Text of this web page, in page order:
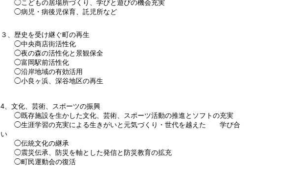
◯こどもの居場所づくり、学びと遊びの機会充実
◯病児・病後児保育、託児所など
３、歴史を受け継ぐ町の再生
◯中央商店街活性化
◯夜の森の活性化と景観保全
◯富岡駅前活性化
◯沿岸地域の有効活用
◯小良ヶ浜、深谷地区の再生​
4、文化、芸術、スポーツの振興
◯既存施設を生かした文化、芸術、スポーツ活動の推進とソフトの充実
◯生涯学習の充実による生きがいと元気づくり・世代を越えた 学び合
い
◯伝統文化の継承
◯震災伝承、防災を軸とした発信と防災教育の拡充
◯町民運動会の復活